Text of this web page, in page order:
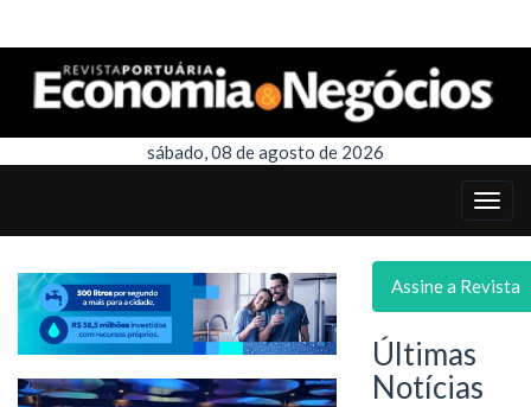
sábado, 08 de agosto de 2026
Assine a Revista
Últimas
Notícias